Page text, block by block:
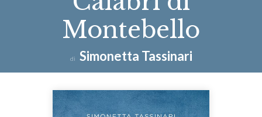
Montebello
di Simonetta Tassinari